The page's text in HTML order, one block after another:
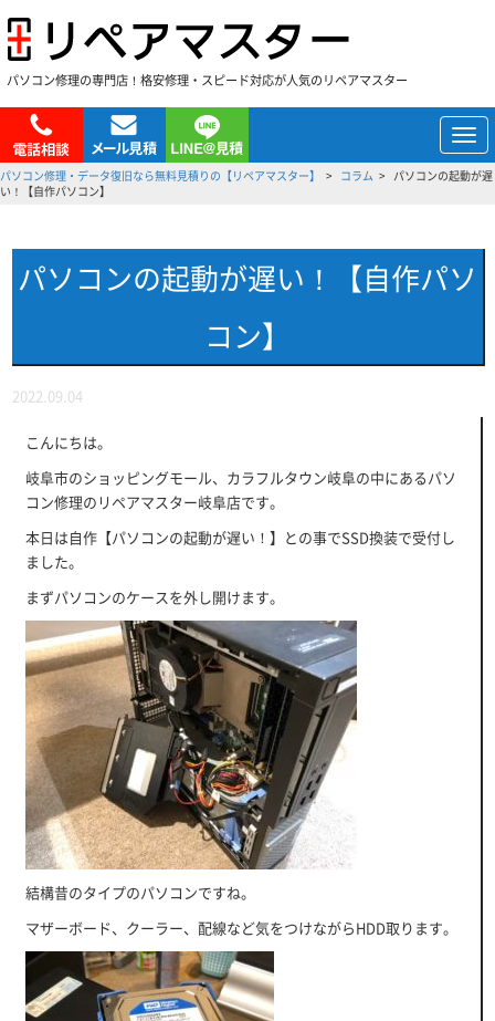
パソコン修理の専門店！格安修理・スピード対応が人気のリペアマスター
メ
ニ
ュ
パソコン修理・データ復旧なら無料見積りの【リペアマスター】 コラム
パソコンの起動が遅
い！【自作パソコン】
パソコンの起動が遅い！【自作パソ
コン】
2022.09.04
こんにちは。
岐阜市のショッピングモール、カラフルタウン岐阜の中にあるパソ
コン修理のリペアマスター岐阜店です。
本日は自作【パソコンの起動が遅い！】との事でSSD換装で受付し
ました。
まずパソコンのケースを外し開けます。
結構昔のタイプのパソコンですね。
マザーボード、クーラー、配線など気をつけながらHDD取ります。